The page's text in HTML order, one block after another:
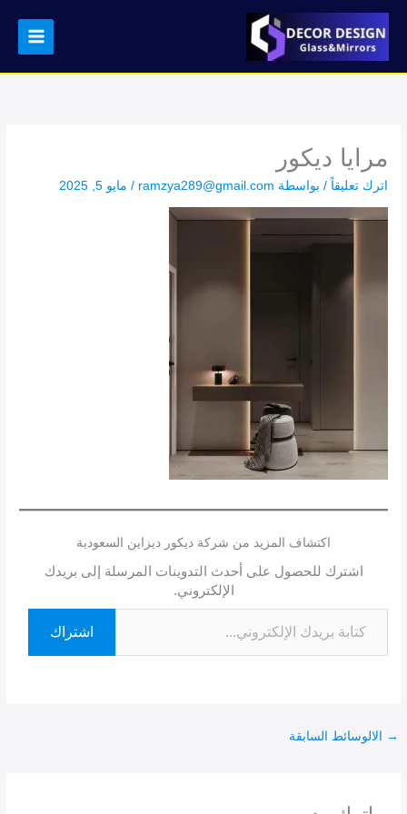
المحتوى
مرايا ديكور
اترك تعليقاً / بواسطة ramzya289@gmail.com
/ مايو 5, 2025
اكتشاف المزيد من شركة ديكور ديزاين السعودية
اشترك للحصول على أحدث التدوينات المرسلة إلى بريدك
الإلكتروني.
اشتراك
→ الالوسائط السابقة